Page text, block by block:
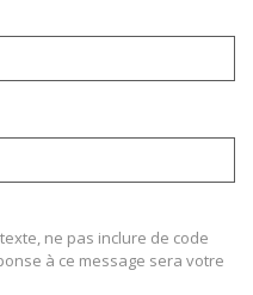
ne pas inclure de code
à ce message sera votre